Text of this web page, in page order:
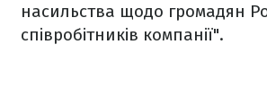
насильства щодо громадян
співробітників компанії".